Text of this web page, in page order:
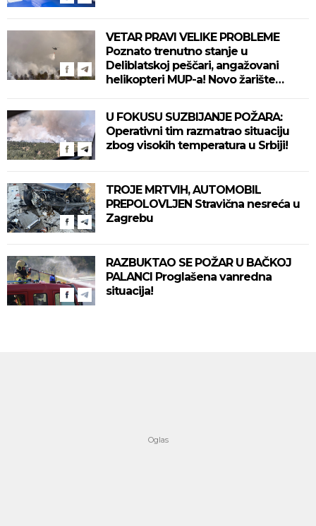
VETAR PRAVI VELIKE PROBLEME
Poznato trenutno stanje u
Deliblatskoj peščari, angažovani
helikopteri MUP-a! Novo žarište
U FOKUSU SUZBIJANJE POŽARA:
Operativni tim razmatrao situaciju
zbog visokih temperatura u Srbiji!
TROJE MRTVIH, AUTOMOBIL
PREPOLOVLJEN Stravična nesreća u
Zagrebu
RAZBUKTAO SE POŽAR U BAČKOJ
PALANCI Proglašena vanredna
situacija!